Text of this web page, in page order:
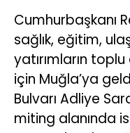
Cumhurbaşkanı
sağlık, eğitim,
yatırımların toplu
için Muğla’ya
Bulvarı Adliye
miting alanında